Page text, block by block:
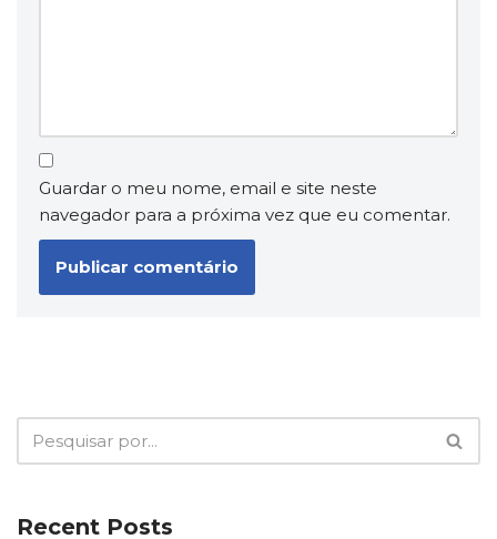
Guardar o meu nome, email e site neste
navegador para a próxima vez que eu comentar.
Recent Posts